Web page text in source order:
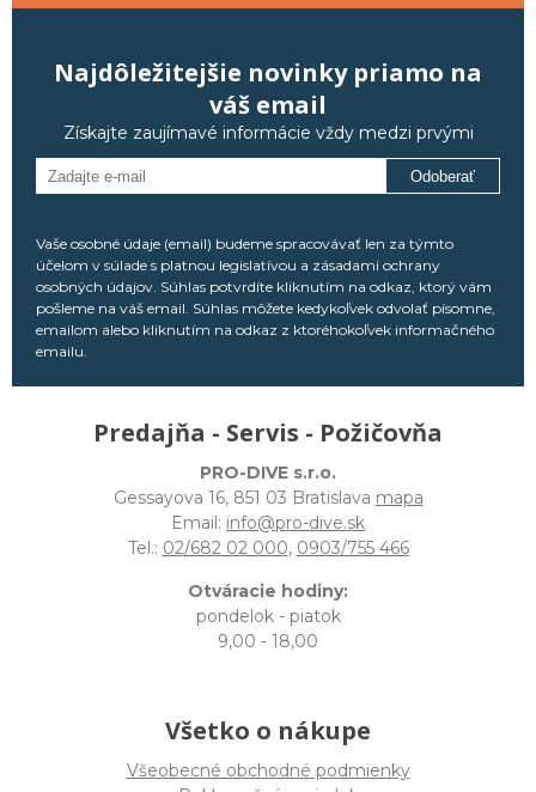
Najdôležitejšie novinky priamo na
váš email
Získajte zaujímavé informácie vždy medzi prvými
Odoberať
Vaše osobné údaje (email) budeme spracovávať len za týmto
účelom v súlade s platnou legislatívou a zásadami ochrany
osobných údajov. Súhlas potvrdíte kliknutím na odkaz, ktorý vám
pošleme na váš email. Súhlas môžete kedykoľvek odvolať písomne,
emailom alebo kliknutím na odkaz z ktoréhokoľvek informačného
emailu.
Predajňa - Servis - Požičovňa
PRO-DIVE s.r.o.
Gessayova 16, 851 03 Bratislava mapa
Email: info@pro-dive.sk
Tel.: 02/682 02 000, 0903/755 466
Otváracie hodiny:
pondelok - piatok
9,00 - 18,00
Všetko o nákupe
Všeobecné obchodné podmienky